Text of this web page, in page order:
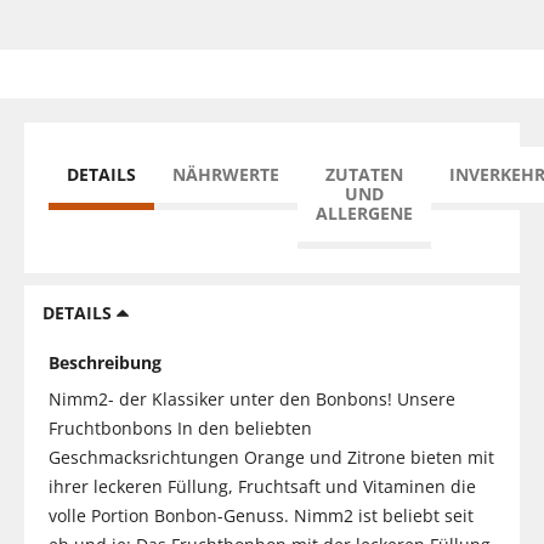
DETAILS NÄHRWERTE
ZUTATEN
UND
ALLERGENE
DETAILS
Beschreibung
Nimm2- der Klassiker unter den Bonbons! Unsere
Fruchtbonbons In den beliebten
Geschmacksrichtungen Orange und Zitrone bieten mit
ihrer leckeren Füllung, Fruchtsaft und Vitaminen die
volle Portion Bonbon-Genuss. Nimm2 ist beliebt seit